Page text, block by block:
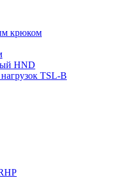
крюком
HND
TSL-B